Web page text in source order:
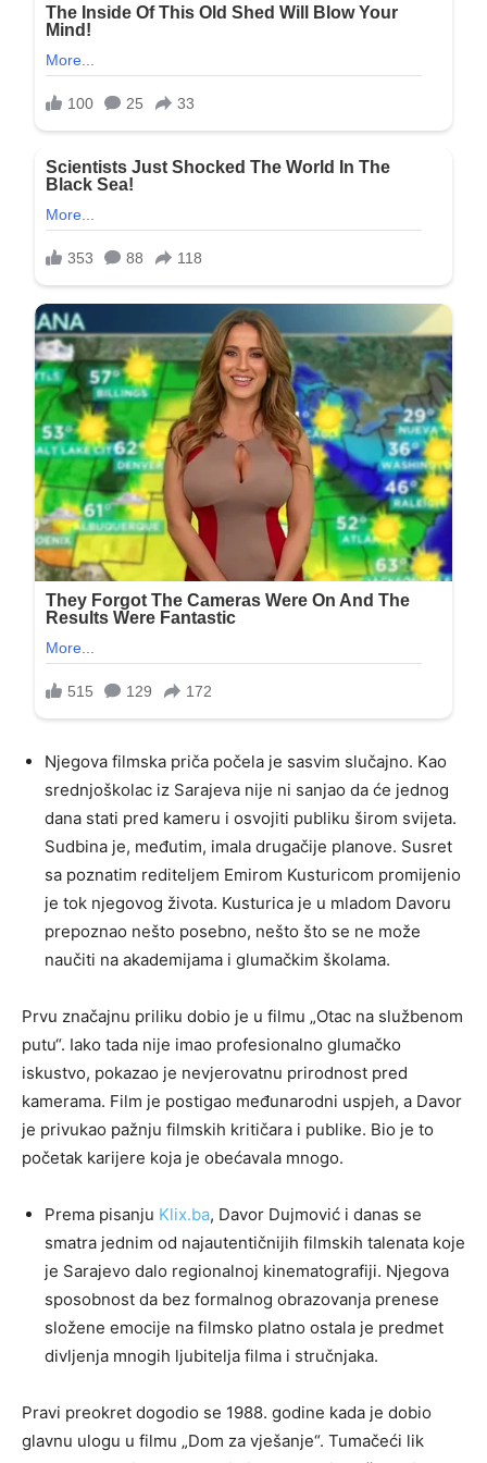
Njegova filmska priča počela je sasvim slučajno. Kao
srednjoškolac iz Sarajeva nije ni sanjao da će jednog
dana stati pred kameru i osvojiti publiku širom svijeta.
Sudbina je, međutim, imala drugačije planove. Susret
sa poznatim rediteljem Emirom Kusturicom promijenio
je tok njegovog života. Kusturica je u mladom Davoru
prepoznao nešto posebno, nešto što se ne može
naučiti na akademijama i glumačkim školama.
Prvu značajnu priliku dobio je u filmu „Otac na službenom
putu“. Iako tada nije imao profesionalno glumačko
iskustvo, pokazao je nevjerovatnu prirodnost pred
kamerama. Film je postigao međunarodni uspjeh, a Davor
je privukao pažnju filmskih kritičara i publike. Bio je to
početak karijere koja je obećavala mnogo.
Prema pisanju Klix.ba, Davor Dujmović i danas se
smatra jednim od najautentičnijih filmskih talenata koje
je Sarajevo dalo regionalnoj kinematografiji. Njegova
sposobnost da bez formalnog obrazovanja prenese
složene emocije na filmsko platno ostala je predmet
divljenja mnogih ljubitelja filma i stručnjaka.
Pravi preokret dogodio se 1988. godine kada je dobio
glavnu ulogu u filmu „Dom za vješanje“. Tumačeći lik